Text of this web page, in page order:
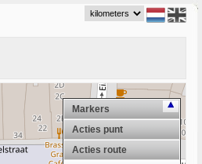
Markers
Acties punt
Acties route